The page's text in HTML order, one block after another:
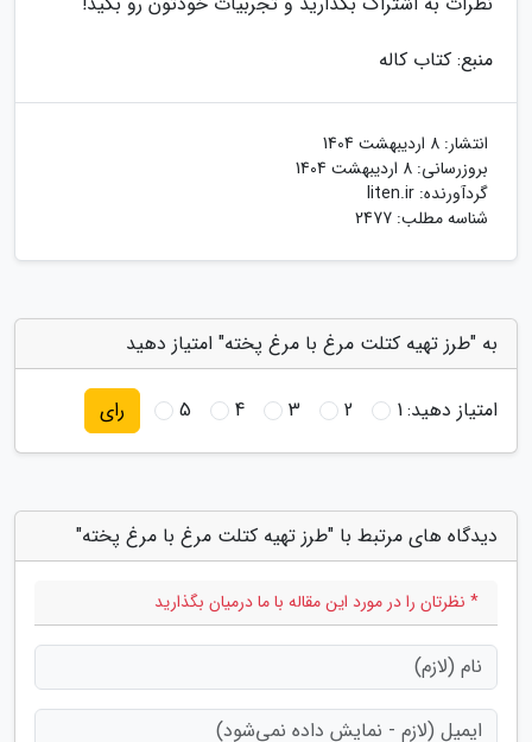
منبع: کتاب کاله
انتشار: 8 اردیبهشت 1404
بروزرسانی: 8 اردیبهشت 1404
گردآورنده: liten.ir
شناسه مطلب: 2477
به "طرز تهیه کتلت مرغ با مرغ پخته" امتیاز دهید
امتیاز دهید:1
2
3
4
5 رای
دیدگاه های مرتبط با "طرز تهیه کتلت مرغ با مرغ پخته"
* نظرتان را در مورد این مقاله با ما درمیان بگذارید